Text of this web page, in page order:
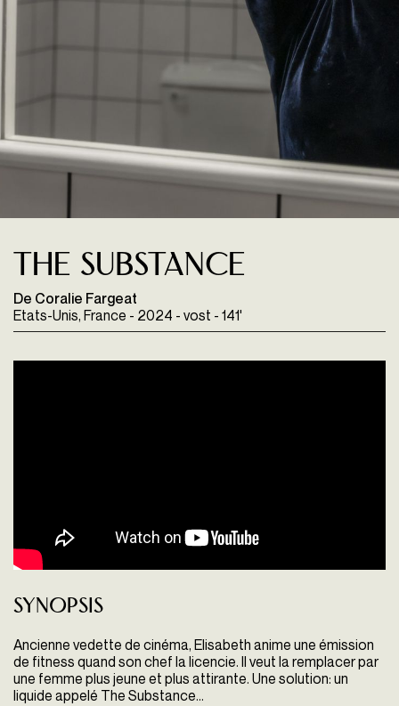
The Substance
De Coralie Fargeat
Etats-Unis, France - 2024 - vost - 141'
Synopsis
Ancienne vedette de cinéma, Elisabeth anime une émission
de fitness quand son chef la licencie. Il veut la remplacer par
une femme plus jeune et plus attirante. Une solution: un
liquide appelé The Substance...